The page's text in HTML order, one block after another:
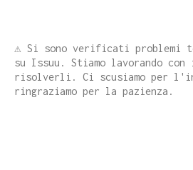
⚠️ Si sono verificati problemi
su Issuu. Stiamo lavorando
risolverli. Ci scusiamo per
ringraziamo per la pazienza.